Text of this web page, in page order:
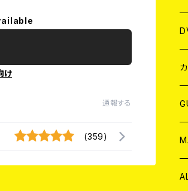
け
通報する
(359)